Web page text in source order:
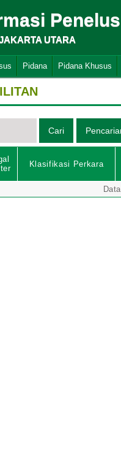
UTARA
Pidana Pidana Khusus
Klasifikasi Perkara